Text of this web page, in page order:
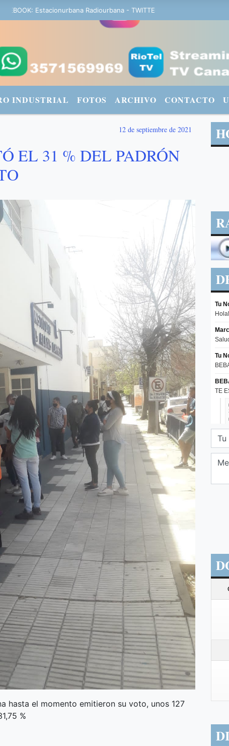
Estacionurbana Radiourbana - TWITTER: @fmradiourbana -
INDUSTRIAL FOTOS ARCHIVO CONTACTO
12 de septiembre de 2021
EL 31 % DEL PADRÓN
hasta el momento emitieron su voto, unos 127
%